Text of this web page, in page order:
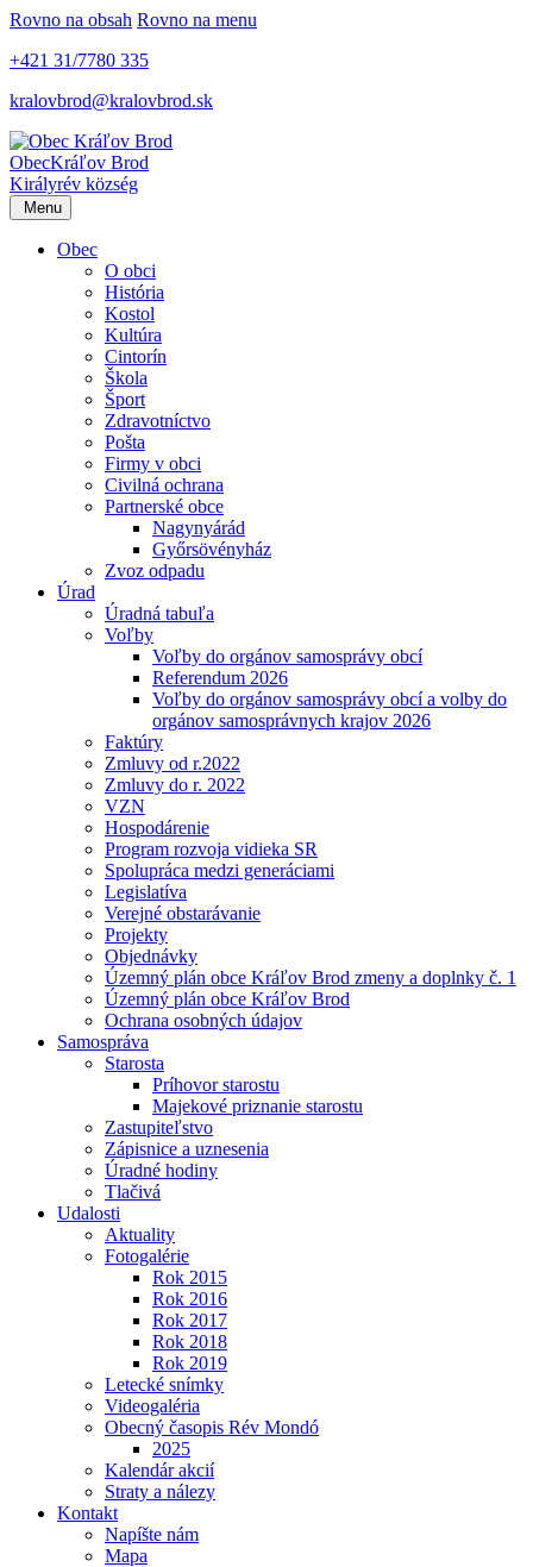
Rovno na obsah Rovno na menu
+421 31/7780 335
kralovbrod@kralovbrod.sk
ObecKráľov Brod
Királyrév község
Menu
Obec
O obci
História
Kostol
Kultúra
Cintorín
Škola
Šport
Zdravotníctvo
Pošta
Firmy v obci
Civilná ochrana
Partnerské obce
Nagynyárád
Győrsövényház
Zvoz odpadu
Úrad
Úradná tabuľa
Voľby
Voľby do orgánov samosprávy obcí
Referendum 2026
Voľby do orgánov samosprávy obcí a volby do
orgánov samosprávnych krajov 2026
Faktúry
Zmluvy od r.2022
Zmluvy do r. 2022
VZN
Hospodárenie
Program rozvoja vidieka SR
Spolupráca medzi generáciami
Legislatíva
Verejné obstarávanie
Projekty
Objednávky
Územný plán obce Kráľov Brod zmeny a doplnky č. 1
Územný plán obce Kráľov Brod
Ochrana osobných údajov
Samospráva
Starosta
Príhovor starostu
Majekové priznanie starostu
Zastupiteľstvo
Zápisnice a uznesenia
Úradné hodiny
Tlačivá
Udalosti
Aktuality
Fotogalérie
Rok 2015
Rok 2016
Rok 2017
Rok 2018
Rok 2019
Letecké snímky
Videogaléria
Obecný časopis Rév Mondó
2025
Kalendár akcií
Straty a nálezy
Kontakt
Napíšte nám
Mapa